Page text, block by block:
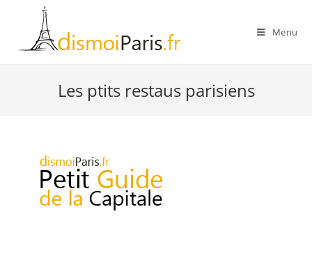
content
Menu
Les ptits restaus parisiens